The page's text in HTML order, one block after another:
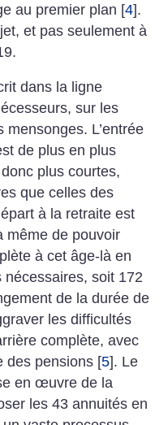
au premier plan [4].
et pas seulement à
dans la ligne
sur les
L’entrée
de plus en plus
plus courtes,
que celles des
à la retraite est
même de pouvoir
à cet âge-là en
soit 172
de la durée de
les difficultés
complète, avec
des pensions [5]. Le
en œuvre de la
les 43 annuités en